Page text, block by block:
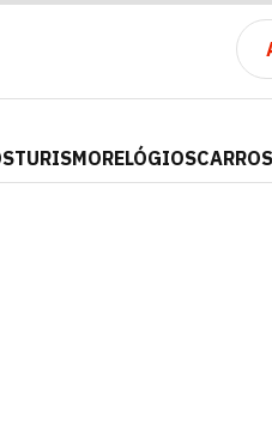
TURISMORELÓGIOSCARROS